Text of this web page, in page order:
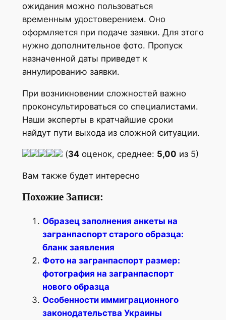
ожидания можно пользоваться
временным удостоверением. Оно
оформляется при подаче заявки. Для этого
нужно дополнительное фото. Пропуск
назначенной даты приведет к
аннулированию заявки.
При возникновении сложностей важно
проконсультироваться со специалистами.
Наши эксперты в кратчайшие сроки
найдут пути выхода из сложной ситуации.
(34оценок, среднее: 5,00 из 5)
Вам также будет интересно
Похожие Записи:
Образец заполнения анкеты на
загранпаспорт старого образца:
бланк заявления
Фото на загранпаспорт размер:
фотография на загранпаспорт
нового образца
Особенности иммиграционного
законодательства Украины